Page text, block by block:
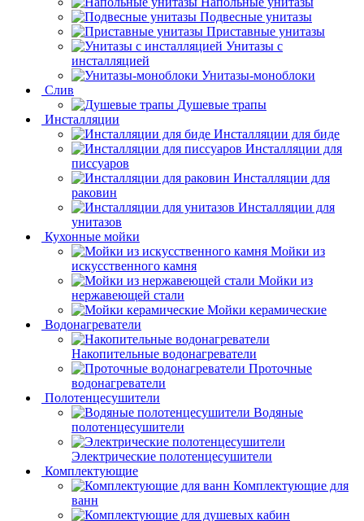
Подвесные унитазы
Приставные унитазы
Унитазы с
инсталляцией
Унитазы-моноблоки
Слив
Душевые трапы
Инсталляции
Инсталляции для биде
Инсталляции для
писсуаров
Инсталляции для
раковин
Инсталляции для
унитазов
Кухонные мойки
Мойки из
искусственного камня
Мойки из
нержавеющей стали
Мойки керамические
Водонагреватели
Накопительные водонагреватели
Проточные
водонагреватели
Полотенцесушители
Водяные
полотенцесушители
Электрические полотенцесушители
Комплектующие
Комплектующие для
ванн